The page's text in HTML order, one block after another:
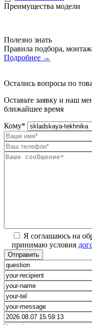
Преимущества модели
Полезно знать
Правила подбора,
Подробнее →
Остались вопросы по
Оставьте заявку и наш
ближайшее время
Кому*
Я соглашаюсь на
принимаю условия